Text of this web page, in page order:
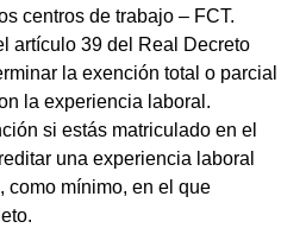
centros de trabajo – FCT.
artículo 39 del Real Decreto
la exención total o parcial
la experiencia laboral.
si estás matriculado en el
una experiencia laboral
como mínimo, en el que